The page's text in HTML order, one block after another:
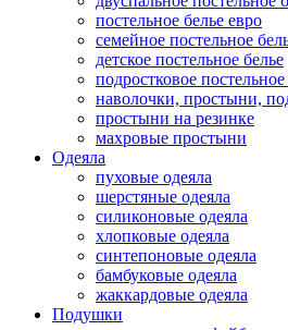
постельное белье евро
семейное постельное
детское постельное белье
подростковое постельное
наволочки, простыни,
простыни на резинке
махровые простыни
Одеяла
пуховые одеяла
шерстяные одеяла
силиконовые одеяла
хлопковые одеяла
синтепоновые одеяла
бамбуковые одеяла
жаккардовые одеяла
Подушки